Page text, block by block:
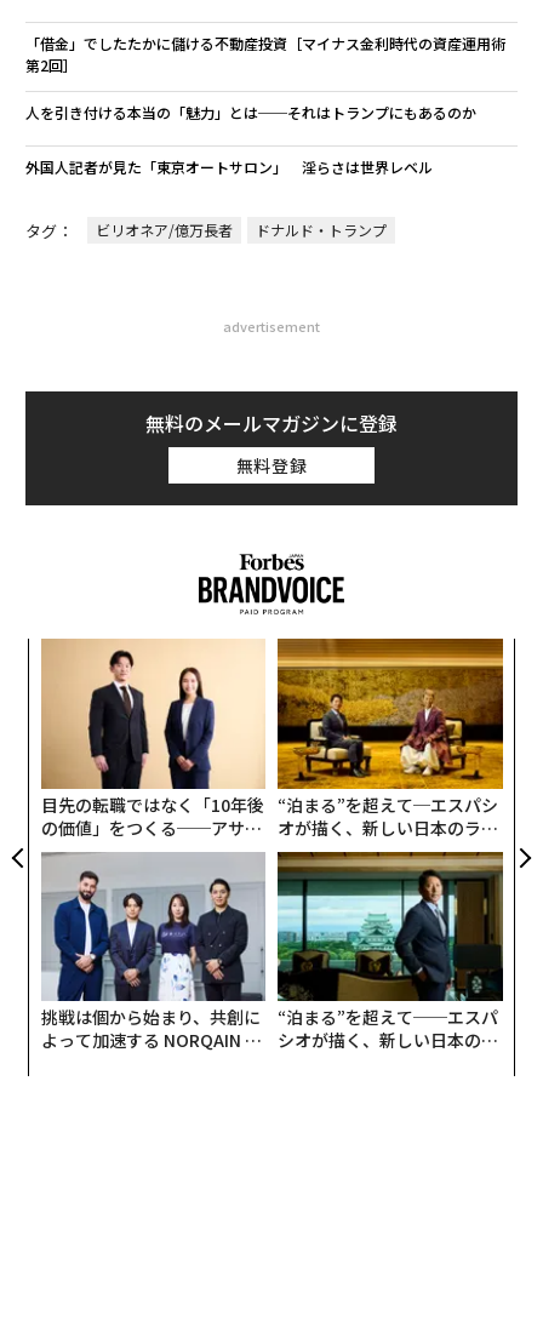
「借金」でしたたかに儲ける不動産投資［マイナス金利時代の資産運用術
第2回］
人を引き付ける本当の「魅力」とは──それはトランプにもあるのか
外国人記者が見た「東京オートサロン」 淫らさは世界レベル
タグ： ビリオネア/億万長者 ドナルド・トランプ
advertisement
無料のメールマガジンに登録
無料登録
目先の転職ではなく「10年後
の価値」をつくる──アサイ
ンの長期伴走型支援とは
“泊まる”を超えて─エスパシ
オが描く、新しい日本のラグ
ジュアリー（中編）
挑戦は個から始まり、共創に
よって加速する NORQAIN JA
“泊まる”を超えて──エスパ
シオが描く、新しい日本のラ